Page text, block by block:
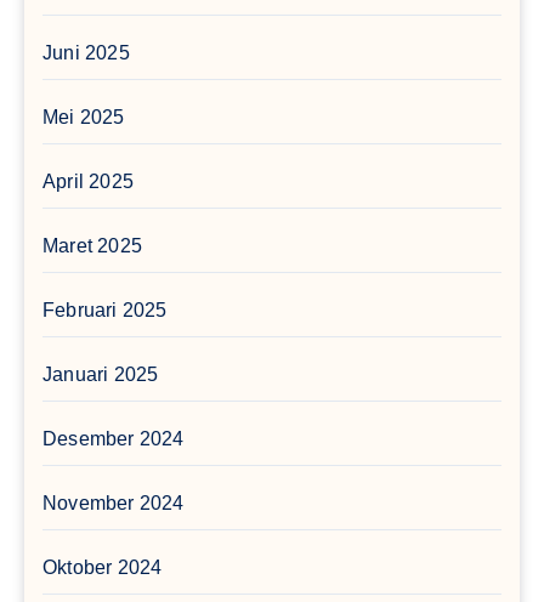
Juni 2025
Mei 2025
April 2025
Maret 2025
Februari 2025
Januari 2025
Desember 2024
November 2024
Oktober 2024